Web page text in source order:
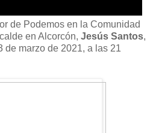
de Podemos en la Comunidad
en Alcorcón, Jesús Santos,
de marzo de 2021, a las 21